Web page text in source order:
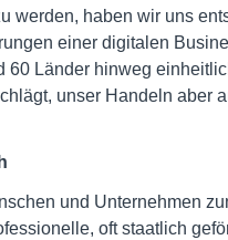
werden, haben wir uns
einer digitalen
60 Länder hinweg
unser Handeln aber
und Unternehmen
oft staatlich